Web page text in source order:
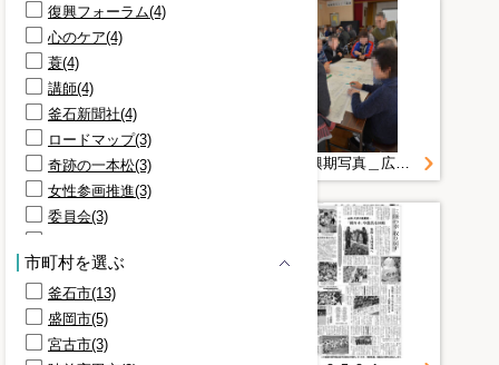
復興フォーラム(4)
心のケア(4)
蓑(4)
講師(4)
釜石新聞社(4)
ロードマップ(3)
奇跡の一本松(3)
女性参画推進(3)
委員会(3)
復興(3)
復興の現場見学会(3)
復興道路(3)
注意事項(3)
市町村を選ぶ
釜石市(13)
盛岡市(5)
宮古市(3)